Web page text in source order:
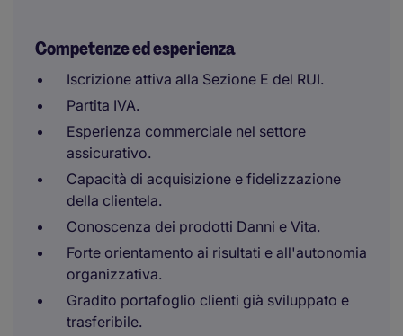
Competenze ed esperienza
Iscrizione attiva alla Sezione E del RUI.
Partita IVA.
Esperienza commerciale nel settore
assicurativo.
Capacità di acquisizione e fidelizzazione
della clientela.
Conoscenza dei prodotti Danni e Vita.
Forte orientamento ai risultati e all'autonomia
organizzativa.
Gradito portafoglio clienti già sviluppato e
trasferibile.